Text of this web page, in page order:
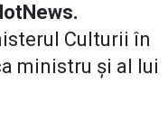
Culturii în
ministru și al lui